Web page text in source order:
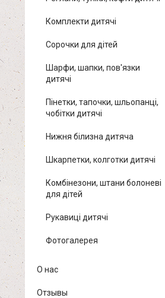
Комплекти дитячі
Сорочки для дітей
Шарфи, шапки, пов'язки
дитячі
Пінетки, тапочки, шльопанці,
чобітки дитячі
Нижня білизна дитяча
Шкарпетки, колготки дитячі
Комбінезони, штани болоневі
для дітей
Рукавиці дитячі
Фотогалерея
О нас
Отзывы